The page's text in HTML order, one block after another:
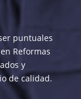
puntuales
Reformas
y
de calidad.